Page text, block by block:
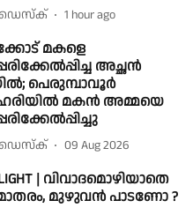
1 hour ago
മകളെ
അച്ഛൻ
പെരുമ്പാവൂർ
മകൻ അമ്മയെ
09 Aug 2026
LIGHT | വിവാദമൊഴിയാതെ
മുഴുവൻ പാടണോ ?